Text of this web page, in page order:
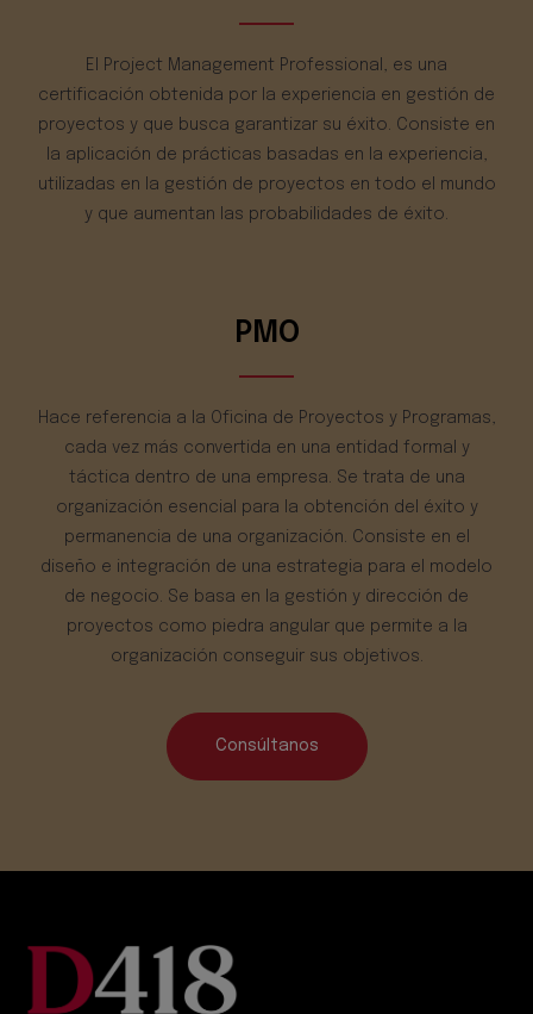
El Project Management Professional, es una
certificación obtenida por la experiencia en gestión de
proyectos y que busca garantizar su éxito. Consiste en
la aplicación de prácticas basadas en la experiencia,
utilizadas en la gestión de proyectos en todo el mundo
y que aumentan las probabilidades de éxito.
PMO
Hace referencia a la Oficina de Proyectos y Programas,
cada vez más convertida en una entidad formal y
táctica dentro de una empresa. Se trata de una
organización esencial para la obtención del éxito y
permanencia de una organización. Consiste en el
diseño e integración de una estrategia para el modelo
de negocio. Se basa en la gestión y dirección de
proyectos como piedra angular que permite a la
organización conseguir sus objetivos.
Consúltanos